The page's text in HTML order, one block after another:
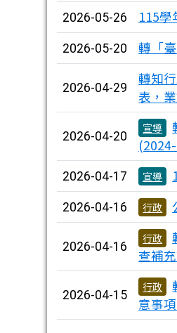
2026-05-26 115學
2026-05-20 轉「
2026-04-29
轉知
表，
2026-04-20
宣導
2026-04-17 宣導
2026-04-16 行政
2026-04-16
行政
查補
2026-04-15
行政
意事